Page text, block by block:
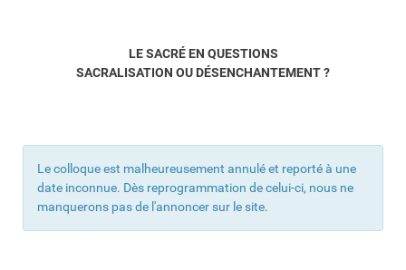
LE SACRÉ EN QUESTIONS
SACRALISATION OU DÉSENCHANTEMENT ?
Le colloque est malheureusement annulé et reporté à une
date inconnue. Dès reprogrammation de celui-ci, nous ne
manquerons pas de l'annoncer sur le site.